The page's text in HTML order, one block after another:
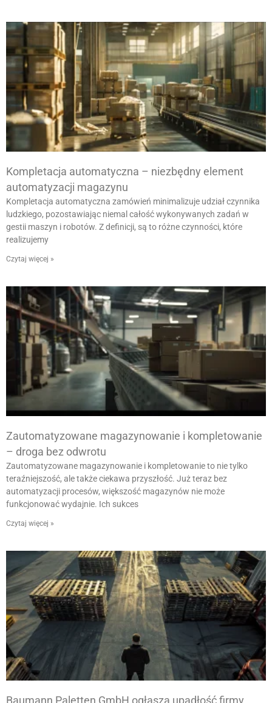
Kompletacja automatyczna – niezbędny element
automatyzacji magazynu
Kompletacja automatyczna zamówień minimalizuje udział czynnika
ludzkiego, pozostawiając niemal całość wykonywanych zadań w
gestii maszyn i robotów. Z definicji, są to różne czynności, które
realizujemy
Czytaj więcej »
Zautomatyzowane magazynowanie i kompletowanie
– droga bez odwrotu
Zautomatyzowane magazynowanie i kompletowanie to nie tylko
teraźniejszość, ale także ciekawa przyszłość. Już teraz bez
automatyzacji procesów, większość magazynów nie może
funkcjonować wydajnie. Ich sukces
Czytaj więcej »